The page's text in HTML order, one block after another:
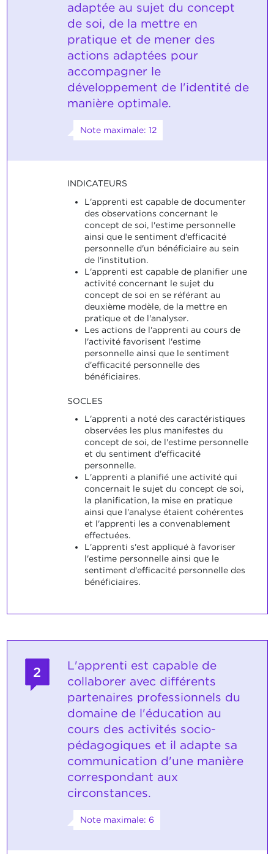
adaptée au sujet du concept
de soi, de la mettre en
pratique et de mener des
actions adaptées pour
accompagner le
développement de l'identité de
manière optimale.
Note maximale: 12
INDICATEURS
L'apprenti est capable de documenter
des observations concernant le
concept de soi, l'estime personnelle
ainsi que le sentiment d'efficacité
personnelle d'un bénéficiaire au sein
de l'institution.
L'apprenti est capable de planifier une
activité concernant le sujet du
concept de soi en se référant au
deuxième modèle, de la mettre en
pratique et de l'analyser.
Les actions de l'apprenti au cours de
l'activité favorisent l'estime
personnelle ainsi que le sentiment
d'efficacité personnelle des
bénéficiaires.
SOCLES
L'apprenti a noté des caractéristiques
observées les plus manifestes du
concept de soi, de l'estime personnelle
et du sentiment d'efficacité
personnelle.
L'apprenti a planifié une activité qui
concernait le sujet du concept de soi,
la planification, la mise en pratique
ainsi que l'analyse étaient cohérentes
et l'apprenti les a convenablement
effectuées.
L'apprenti s'est appliqué à favoriser
l'estime personnelle ainsi que le
sentiment d'efficacité personnelle des
bénéficiaires.
2
L'apprenti est capable de
collaborer avec différents
partenaires professionnels du
domaine de l'éducation au
cours des activités socio-
pédagogiques et il adapte sa
communication d'une manière
correspondant aux
circonstances.
Note maximale: 6